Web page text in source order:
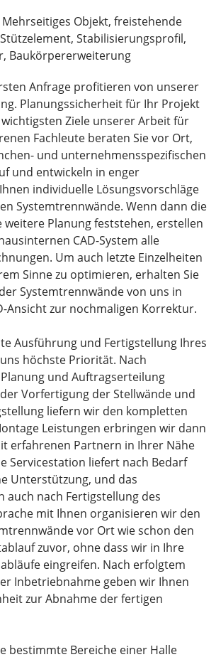
Objekt, freistehende
Stabilisierungsprofil,
Baukörpererweiterung
Anfrage profitieren von unserer
Planungssicherheit für Ihr Projekt
Ziele unserer Arbeit für
Fachleute beraten Sie vor Ort,
und unternehmensspezifischen
und entwickeln in enger
individuelle Lösungsvorschläge
Systemtrennwände. Wenn dann die
Planung feststehen, erstellen
CAD-System alle
Um auch letzte Einzelheiten
Sinne zu optimieren, erhalten Sie
Systemtrennwände von uns in
Ansicht zur nochmaligen Korrektur.
Ausführung und Fertigstellung Ihres
höchste Priorität. Nach
und Auftragserteilung
Vorfertigung der Stellwände und
liefern wir den kompletten
Leistungen erbringen wir dann
erfahrenen Partnern in Ihrer Nähe
Servicestation liefert nach Bedarf
Unterstützung, und das
auch nach Fertigstellung des
mit Ihnen organisieren wir den
vor Ort wie schon den
zuvor, ohne dass wir in Ihre
eingreifen. Nach erfolgtem
Inbetriebnahme geben wir Ihnen
zur Abnahme der fertigen
bestimmte Bereiche einer Halle